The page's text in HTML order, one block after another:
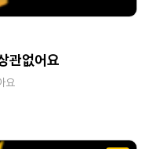
관없어요
요